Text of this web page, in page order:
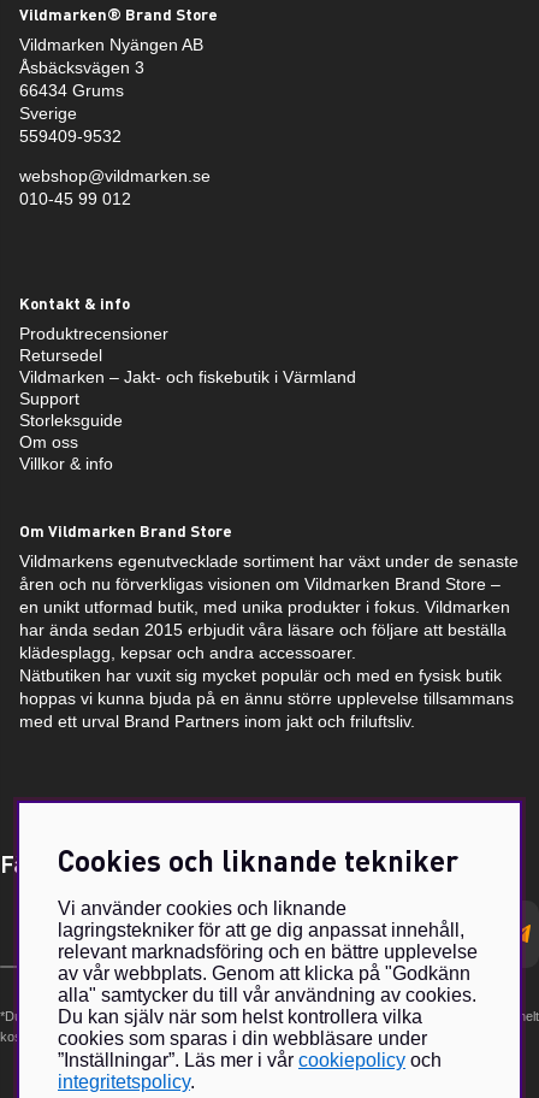
Vildmarken® Brand Store
Vildmarken Nyängen AB
Åsbäcksvägen 3
66434 Grums
Sverige
559409-9532
webshop@vildmarken.se
010-45 99 012
Kontakt & info
Produktrecensioner
Retursedel
Vildmarken – Jakt- och fiskebutik i Värmland
Support
Storleksguide
Om oss
Villkor & info
Om Vildmarken Brand Store
Vildmarkens egenutvecklade sortiment har växt under de senaste
åren och nu förverkligas visionen om Vildmarken Brand Store –
en unikt utformad butik, med unika produkter i fokus. Vildmarken
har ända sedan 2015 erbjudit våra läsare och följare att beställa
klädesplagg, kepsar och andra accessoarer.
Nätbutiken har vuxit sig mycket populär och med en fysisk butik
hoppas vi kunna bjuda på en ännu större upplevelse tillsammans
med ett urval Brand Partners inom jakt och friluftsliv.
Få Magasin Vildmarken direkt till din e-post!*
postadress
*Du kan även få erbjudanden och nyheter från samarbetspartners. Din prenumeration är helt
kostnadsfri och kan avslutas när som helst.
Cookies och liknande tekniker
Vi använder cookies och liknande
lagringstekniker för att ge dig anpassat innehåll,
relevant marknadsföring och en bättre upplevelse
av vår webbplats. Genom att klicka på "Godkänn
alla" samtycker du till vår användning av cookies.
Du kan själv när som helst kontrollera vilka
cookies som sparas i din webbläsare under
”Inställningar”. Läs mer i vår cookiepolicy och
integritetspolicy.